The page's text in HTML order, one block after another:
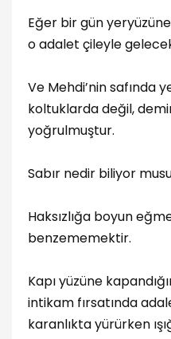
Eğer bir gün
o adalet çileyle
Ve Mehdi’nin safında
koltuklarda değil,
yoğrulmuştur.
Sabır nedir biliyor
Haksızlığa boyun
benzememektir.
Kapı yüzüne
intikam fırsatında
karanlıkta yürürken